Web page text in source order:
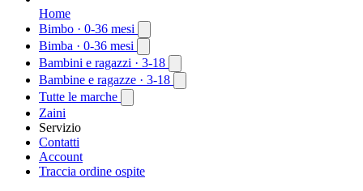
Home
Bimbo · 0-36 mesi
Bimba · 0-36 mesi
Bambini e ragazzi · 3-18
Bambine e ragazze · 3-18
Tutte le marche
Zaini
Servizio
Contatti
Account
Traccia ordine ospite